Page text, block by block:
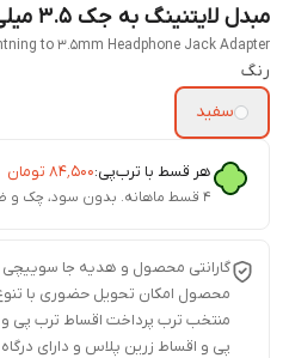
مبدل لایتنینگ به جک 3.5 میلی متری اپل
to 3.5mm Headphone Jack Adapter
رنگ
سفید
هر قسط با ترب‌پی:۸۴٬۵۰۰ تومان
۴ قسط ماهانه. بدون سود، چک و ضامن.
گارانتی محصول و هدیه جا سوییچی
منتخب ترب پرداخت اقساط ترب پی
پی و اقساط زرین پلاس و دارای